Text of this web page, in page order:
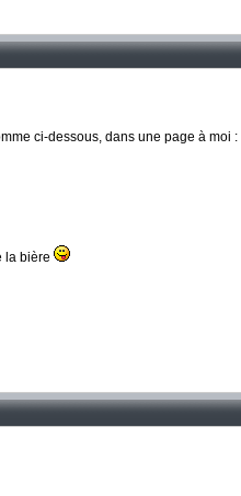
ci-dessous, dans une page à moi :
la bière